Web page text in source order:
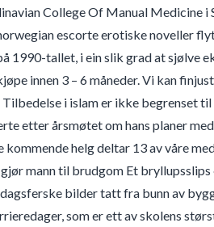
College Of Manual Medicine
escorte erotiske noveller
1990-tallet, i ein slik grad at sjølve
innen 3 – 6 måneder. Vi kan
i islam er ikke begrenset
etter årsmøtet om hans planer
helg deltar 13 av våre
mann til brudgom Et
bilder tatt fra bunn av
som er ett av skolens